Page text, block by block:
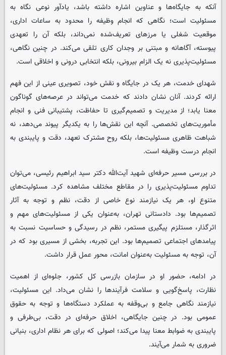
آنکه به جایگاه‌ها و عناوین اشاره داشته باشد، یادآور نوعی نگاه به
مسئولیت است؛ نگاهی که انجام وظیفه را محدود به ساعات اداری،
موقعیت شغلی یا مرزهای تعریف‌شده نمی‌داند، بلکه آن را تعهدی
پیوسته، آگاهانه و مبتنی بر وجدان کاری تلقی می‌کند. در چنین نگاهی،
مسئولیت‌پذیری نه یک الزام بیرونی، بلکه انتخابی درونی و اخلاقی است.
شهدای خدمت، هر یک در جایگاه و نقش خود، تصویری عینی از این فهم
ارائه کردند. آنان نشان دادند که خدمت می‌تواند در عرصه‌های گوناگون
معنا یابد؛ از مدیریت و تصمیم‌گیری تا حفاظت، پشتیبانی فنی و انجام
مأموریت‌های تخصصی. آنچه این نقش‌ها را به یکدیگر پیوند می‌دهد، نه
شباهت ظاهری مسئولیت‌ها، بلکه روح مشترک تعهد، دقت و پایبندی به
انجام درست وظیفه است.
در بررسی مسیر حرفه‌ای شهید آیت‌الله دکتر سید ابراهیم رئیسی، می‌توان
تداوم مسئولیت‌پذیری را در مقاطع مختلف مشاهده کرد. مسئولیت‌های
متنوع او، هر یک نیازمند نوع خاصی از دقت، نظم و توجه به آثار
تصمیم‌ها بود. دادستانی تهران، به‌عنوان یکی از مسئولیت‌های مهم و
اثرگذار، مستلزم پیگیری مستمر، نظم در رسیدگی و حساسیت نسبت به
پیامدهای اجتماعی تصمیم‌ها بود. این تجربه، بخشی از مسیری بود که در
آن، توجه به مسئولیت به‌عنوان امانت، محور عمل قرار داشت.
در ادامه، حضور او در سازمان بازرسی کل کشور، جلوه‌ای از اهمیت
نظارت، پاسخ‌گویی و سلامت فرآیندها را نشان می‌داد. این مسئولیت،
نیازمند نگاهی جامع و بی‌وقفه به عملکرد دستگاه‌ها و توجه به حقوق
عمومی بود. در چنین جایگاهی، اخلاق حرفه‌ای در دقت، بی‌طرفی و
پایبندی به ضوابط معنا پیدا می‌کند؛ اصولی که برای هر نظام اداری، بنیانی
ضروری به شمار می‌آیند.